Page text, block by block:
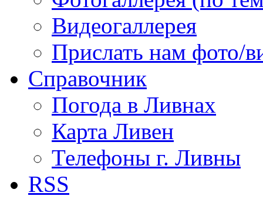
Видеогаллерея
Прислать нам фото/
Справочник
Погода в Ливнах
Карта Ливен
Телефоны г. Ливны
RSS